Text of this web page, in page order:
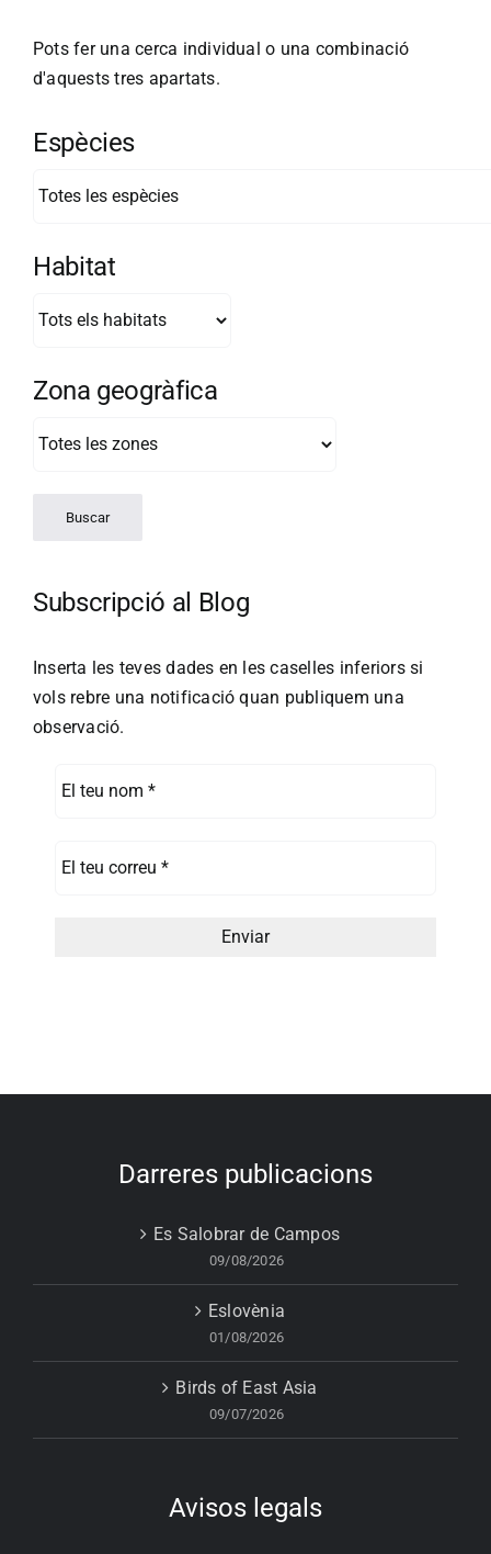
Pots fer una cerca individual o una combinació
d'aquests tres apartats.
Espècies
Habitat
Zona geogràfica
Subscripció al Blog
Inserta les teves dades en les caselles inferiors si
vols rebre una notificació quan publiquem una
observació.
Darreres publicacions
Es Salobrar de Campos
09/08/2026
Eslovènia
01/08/2026
Birds of East Asia
09/07/2026
Avisos legals